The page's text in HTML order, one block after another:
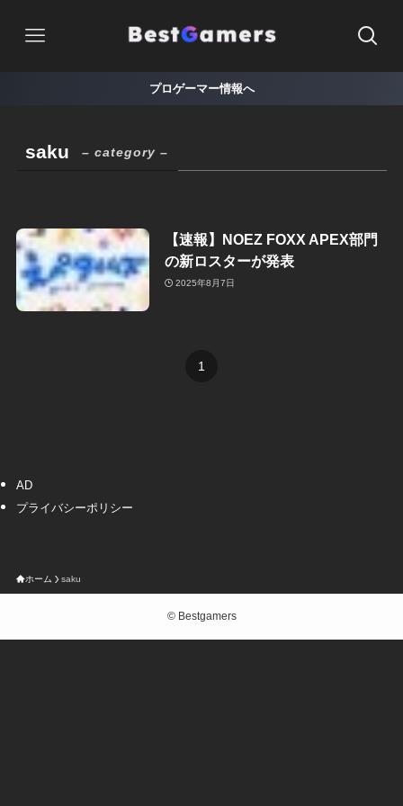
プロゲーマー情報へ
saku – category –
【速報】NOEZ FOXX APEX部門
の新ロスターが発表
2025年8月7日
1
AD
プライバシーポリシー
ホーム saku
©Bestgamers